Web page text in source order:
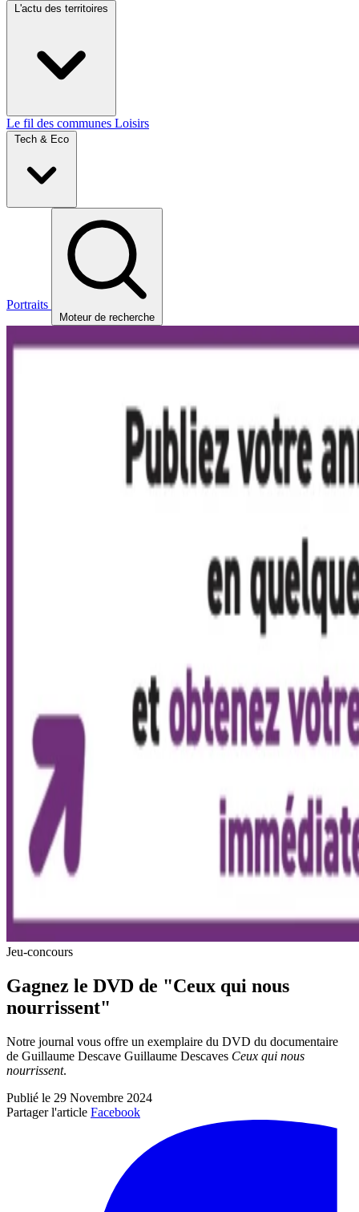
L'actu des territoires
Le fil des communes Loisirs
Tech & Eco
Portraits
Moteur de recherche
Jeu-concours
Gagnez le DVD de "Ceux qui nous
nourrissent"
Notre journal vous offre un exemplaire du DVD du documentaire
de Guillaume Descave Guillaume Descaves Ceux qui nous
nourrissent.
Publié le 29 Novembre 2024
Partager l'article Facebook